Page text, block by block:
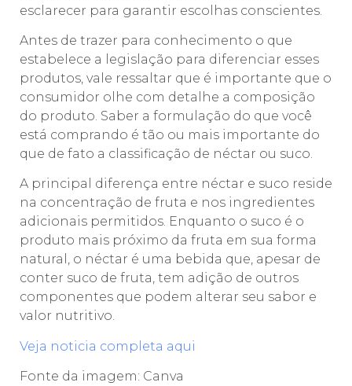
esclarecer para garantir escolhas conscientes.
Antes de trazer para conhecimento o que
estabelece a legislação para diferenciar esses
produtos, vale ressaltar que é importante que o
consumidor olhe com detalhe a composição
do produto. Saber a formulação do que você
está comprando é tão ou mais importante do
que de fato a classificação de néctar ou suco.
A principal diferença entre néctar e suco reside
na concentração de fruta e nos ingredientes
adicionais permitidos. Enquanto o suco é o
produto mais próximo da fruta em sua forma
natural, o néctar é uma bebida que, apesar de
conter suco de fruta, tem adição de outros
componentes que podem alterar seu sabor e
valor nutritivo.
Veja noticia completa aqui
Fonte da imagem: Canva